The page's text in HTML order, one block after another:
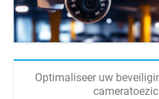
Optimaliseer uw